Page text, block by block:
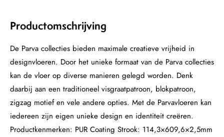
Productomschrijving
De Parva collecties bieden maximale creatieve vrijheid in
designvloeren. Door het unieke formaat van de Parva collecties
kan de vloer op diverse manieren gelegd worden. Denk
daarbij aan een traditioneel visgraatpatroon, blokpatroon,
zigzag motief en vele andere opties. Met de Parvavloeren kan
iedereen zijn eigen unieke design en identiteit creëren.
Productkenmerken: PUR Coating Strook: 114,3×609,6×2,5mm